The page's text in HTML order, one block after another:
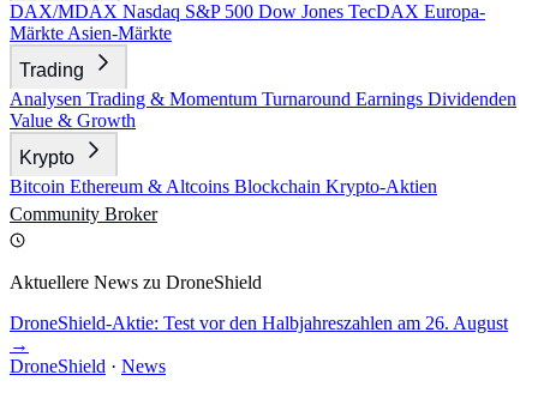
DAX/MDAX Nasdaq S&P 500 Dow Jones TecDAX Europa-
Märkte Asien-Märkte
Trading
Analysen Trading & Momentum Turnaround Earnings Dividenden
Value & Growth
Krypto
Bitcoin Ethereum & Altcoins Blockchain Krypto-Aktien
Community Broker
Aktuellere News zu DroneShield
DroneShield-Aktie: Test vor den Halbjahreszahlen am 26. August
→
DroneShield · News